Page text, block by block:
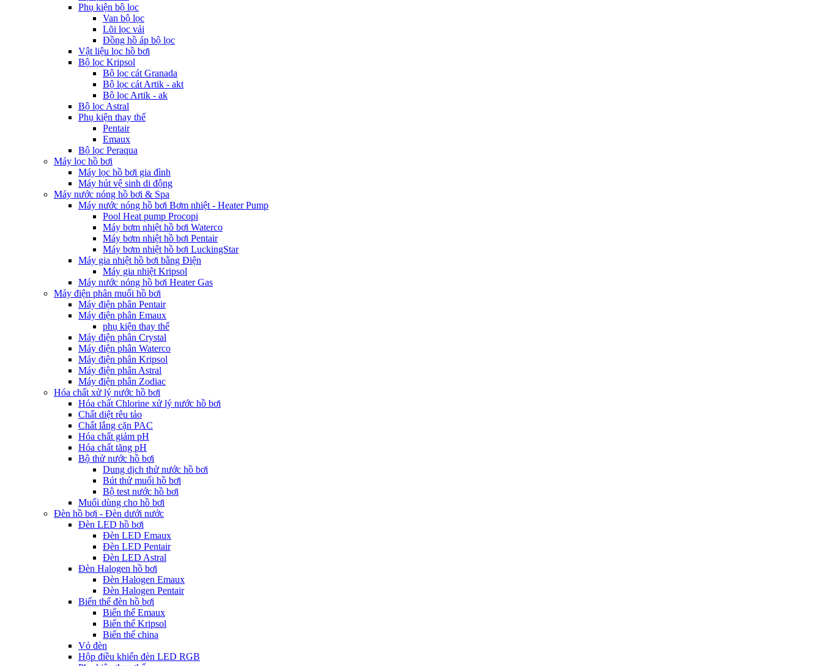
Phụ kiện bộ lọc
Van bộ lọc
Lõi lọc vải
Đồng hồ áp bộ lọc
Vật liệu lọc hồ bơi
Bộ lọc Kripsol
Bộ lọc cát Granada
Bộ lọc cát Artik - akt
Bộ lọc Artik - ak
Bộ lọc Astral
Phụ kiện thay thế
Pentair
Emaux
Bộ lọc Peraqua
Máy lọc hồ bơi
Máy lọc hồ bơi gia đình
Máy hút vệ sinh di động
Máy nước nóng hồ bơi & Spa
Máy nước nóng hồ bơi Bơm nhiệt - Heater Pump
Pool Heat pump Procopi
Máy bơm nhiệt hồ bơi Waterco
Máy bơm nhiệt hồ bơi Pentair
Máy bơm nhiệt hồ bơi LuckingStar
Máy gia nhiệt hồ bơi bằng Điện
Máy gia nhiệt Kripsol
Máy nước nóng hồ bơi Heater Gas
Máy điện phân muối hồ bơi
Máy điện phân Pentair
Máy điện phân Emaux
phụ kiện thay thế
Máy điện phân Crystal
Máy điện phân Waterco
Máy điện phân Kripsol
Máy điện phân Astral
Máy điện phân Zodiac
Hóa chất xử lý nước hồ bơi
Hóa chất Chlorine xử lý nước hồ bơi
Chất diệt rêu tảo
Chất lắng cặn PAC
Hóa chất giảm pH
Hóa chất tăng pH
Bộ thử nước hồ bơi
Dung dịch thử nước hồ bơi
Bút thử muối hồ bơi
Bộ test nước hồ bơi
Muối dùng cho hồ bơi
Đèn hồ bơi - Đèn dưới nước
Đèn LED hồ bơi
Đèn LED Emaux
Đèn LED Pentair
Đèn LED Astral
Đèn Halogen hồ bơi
Đèn Halogen Emaux
Đèn Halogen Pentair
Biến thế đèn hồ bơi
Biến thế Emaux
Biến thế Kripsol
Biến thế china
Vỏ đèn
Hộp điều khiển đèn LED RGB